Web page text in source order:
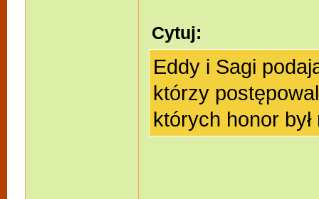
Cytuj:
Eddy i Sagi
którzy
których honor